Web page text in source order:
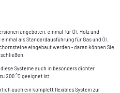
angeboten, einmal für Öl, Holz und
als Standardausführung für Gas und Öl.
eingebaut werden - daran können Sie
Systeme auch in besonders dichter
200 °C geeignet ist.
auch ein komplett flexibles System zur